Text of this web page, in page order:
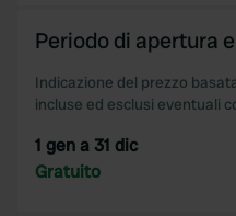
Periodo di apertura
Indicazione del prezzo
incluse ed esclusi eventuali
1 gen a 31 dic
Gratuito